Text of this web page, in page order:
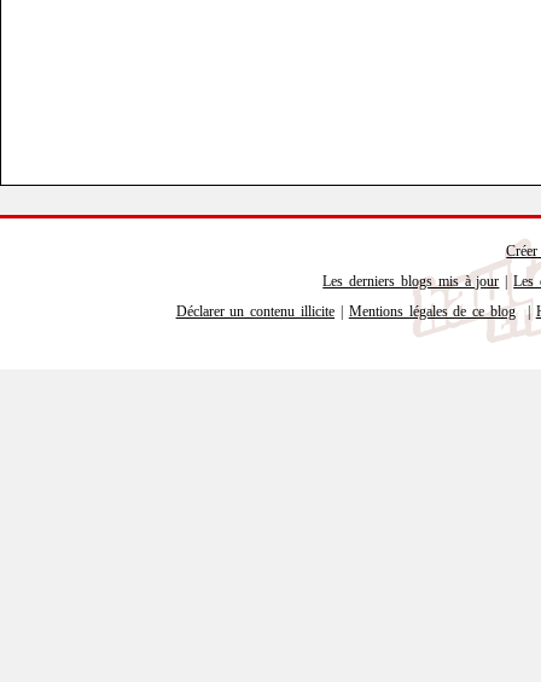
Les derniers blogs mis à jour |Les
Déclarer un contenu illicite
Mentions légales de ce blog |